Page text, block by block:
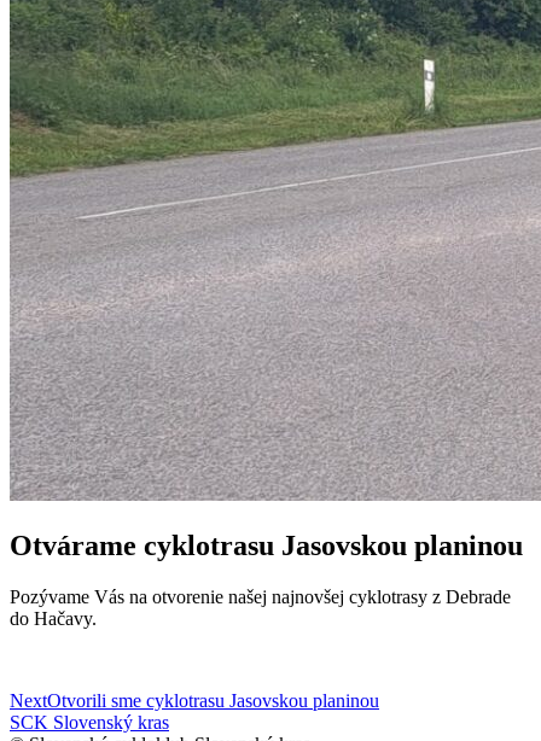
Otvárame cyklotrasu Jasovskou planinou
Pozývame Vás na otvorenie našej najnovšej cyklotrasy z Debrade
do Hačavy.
Post
NextOtvorili sme cyklotrasu Jasovskou planinou
SCK Slovenský kras